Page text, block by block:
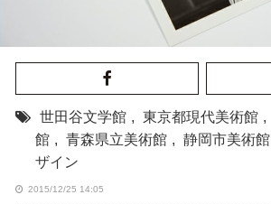
世田谷文学館 , 東京都現代美術館 ,
館 , 青森県立美術館 , 静岡市美術館
ザイン
2015/12/25 14:05